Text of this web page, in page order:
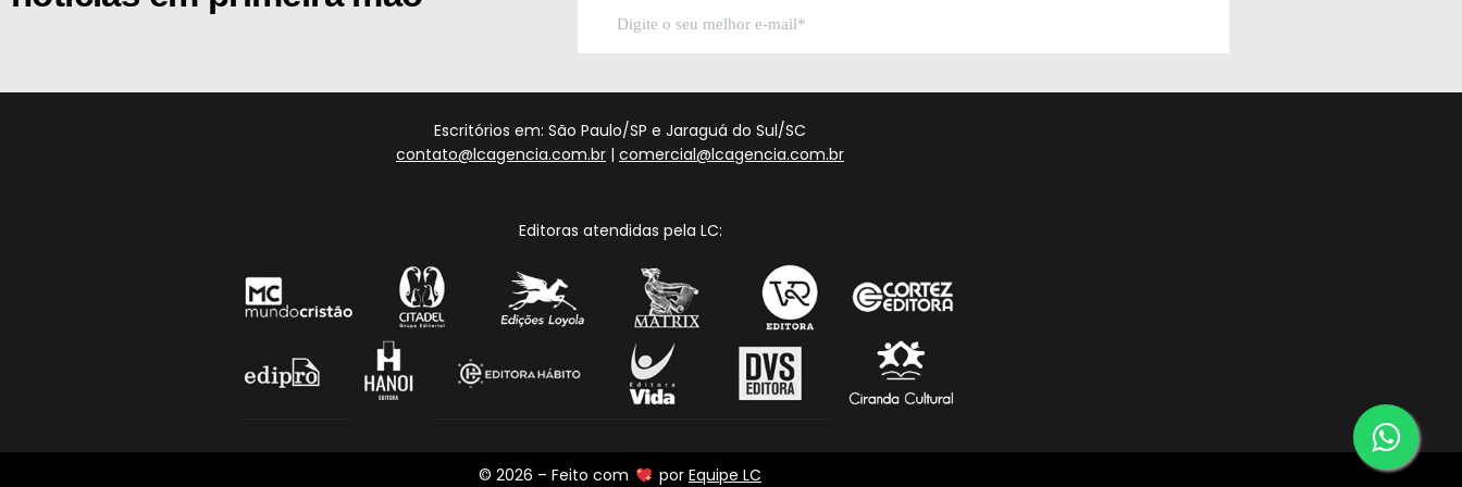
Escritórios em: São Paulo/SP e Jaraguá do Sul/SC
contato@lcagencia.com.br | comercial@lcagencia.com.br
Editoras atendidas pela LC:
© 2026 – Feito com por Equipe LC